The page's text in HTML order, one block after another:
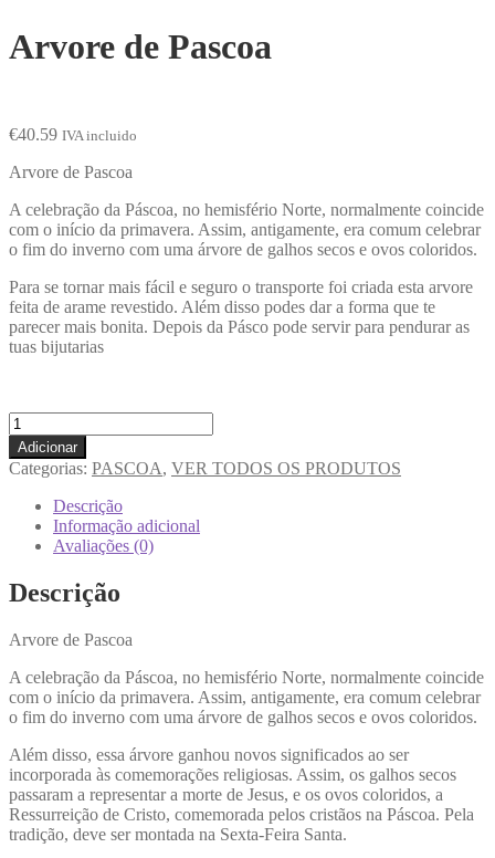
Arvore de Pascoa
€40.59 IVA incluido
Arvore de Pascoa
A celebração da Páscoa, no hemisfério Norte, normalmente coincide
com o início da primavera. Assim, antigamente, era comum celebrar
o fim do inverno com uma árvore de galhos secos e ovos coloridos.
Para se tornar mais fácil e seguro o transporte foi criada esta arvore
feita de arame revestido. Além disso podes dar a forma que te
parecer mais bonita. Depois da Pásco pode servir para pendurar as
tuas bijutarias
Adicionar
Categorias: PASCOA, VER TODOS OS PRODUTOS
Descrição
Informação adicional
Avaliações (0)
Descrição
Arvore de Pascoa
A celebração da Páscoa, no hemisfério Norte, normalmente coincide
com o início da primavera. Assim, antigamente, era comum celebrar
o fim do inverno com uma árvore de galhos secos e ovos coloridos.
Além disso, essa árvore ganhou novos significados ao ser
incorporada às comemorações religiosas. Assim, os galhos secos
passaram a representar a morte de Jesus, e os ovos coloridos, a
Ressurreição de Cristo, comemorada pelos cristãos na Páscoa. Pela
tradição, deve ser montada na Sexta-Feira Santa.